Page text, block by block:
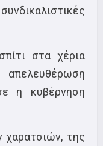
στα χέρια
η κυβέρνηση
της